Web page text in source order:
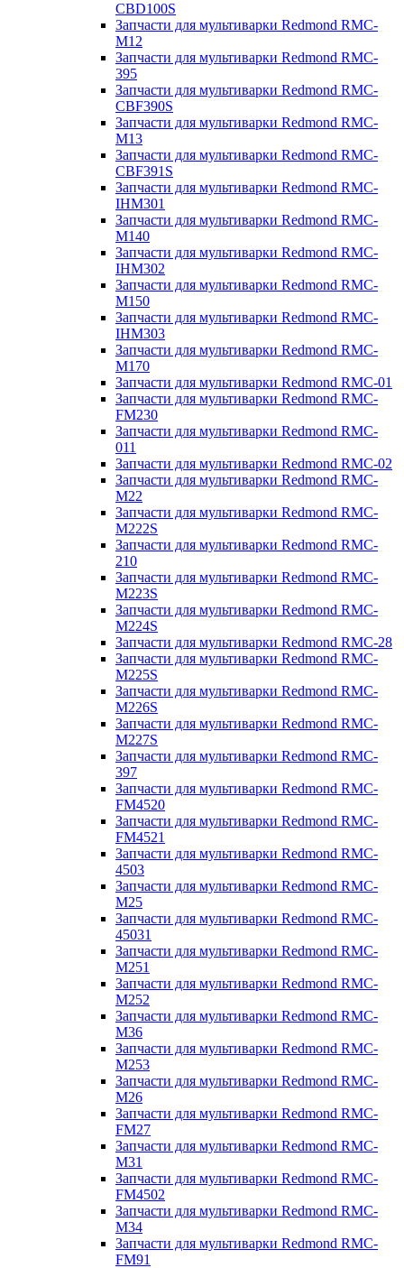
CBD100S
Запчасти для мультиварки Redmond RMC-
M12
Запчасти для мультиварки Redmond RMC-
395
Запчасти для мультиварки Redmond RMC-
CBF390S
Запчасти для мультиварки Redmond RMC-
M13
Запчасти для мультиварки Redmond RMC-
CBF391S
Запчасти для мультиварки Redmond RMC-
IHM301
Запчасти для мультиварки Redmond RMC-
M140
Запчасти для мультиварки Redmond RMC-
IHM302
Запчасти для мультиварки Redmond RMC-
M150
Запчасти для мультиварки Redmond RMC-
IHM303
Запчасти для мультиварки Redmond RMC-
M170
Запчасти для мультиварки Redmond RMC-01
Запчасти для мультиварки Redmond RMC-
FM230
Запчасти для мультиварки Redmond RMC-
011
Запчасти для мультиварки Redmond RMC-02
Запчасти для мультиварки Redmond RMC-
M22
Запчасти для мультиварки Redmond RMC-
M222S
Запчасти для мультиварки Redmond RMC-
210
Запчасти для мультиварки Redmond RMC-
M223S
Запчасти для мультиварки Redmond RMC-
M224S
Запчасти для мультиварки Redmond RMC-28
Запчасти для мультиварки Redmond RMC-
M225S
Запчасти для мультиварки Redmond RMC-
M226S
Запчасти для мультиварки Redmond RMC-
M227S
Запчасти для мультиварки Redmond RMC-
397
Запчасти для мультиварки Redmond RMC-
FM4520
Запчасти для мультиварки Redmond RMC-
FM4521
Запчасти для мультиварки Redmond RMC-
4503
Запчасти для мультиварки Redmond RMC-
M25
Запчасти для мультиварки Redmond RMC-
45031
Запчасти для мультиварки Redmond RMC-
M251
Запчасти для мультиварки Redmond RMC-
M252
Запчасти для мультиварки Redmond RMC-
M36
Запчасти для мультиварки Redmond RMC-
M253
Запчасти для мультиварки Redmond RMC-
M26
Запчасти для мультиварки Redmond RMC-
FM27
Запчасти для мультиварки Redmond RMC-
M31
Запчасти для мультиварки Redmond RMC-
FM4502
Запчасти для мультиварки Redmond RMC-
M34
Запчасти для мультиварки Redmond RMC-
FM91